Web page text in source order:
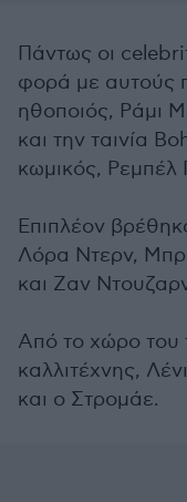
Πάντως οι
φορά με αυτούς
ηθοποιός, Ράμι
και την ταινία
κωμικός, Ρεμπέλ
Επιπλέον
Λόρα Ντερν,
και Ζαν
Από το χώρο του
καλλιτέχνης,
και ο Στρομάε.